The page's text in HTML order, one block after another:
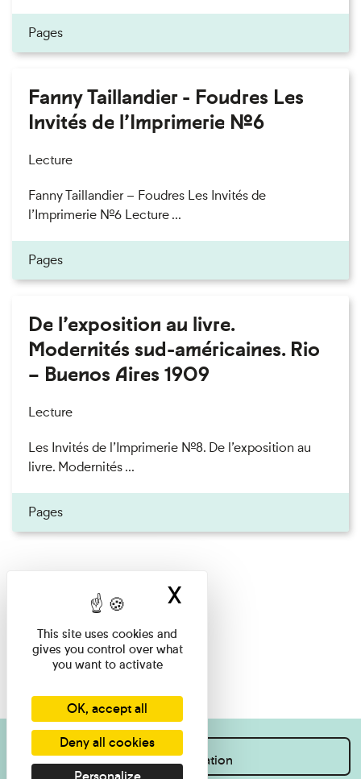
Pages
Fanny Taillandier - Foudres Les
Invités de l’Imprimerie n°6
Lecture
Fanny Taillandier – Foudres Les Invités de
l’Imprimerie n°6 Lecture ...
Pages
De l’exposition au livre.
Modernités sud-américaines. Rio
– Buenos Aires 1909
Lecture
Les Invités de l’Imprimerie n°8. De l’exposition au
livre. Modernités ...
Pages
I want information
This site uses cookies and
gives you control over what
you want to activate
OK, accept all
Deny all cookies
X